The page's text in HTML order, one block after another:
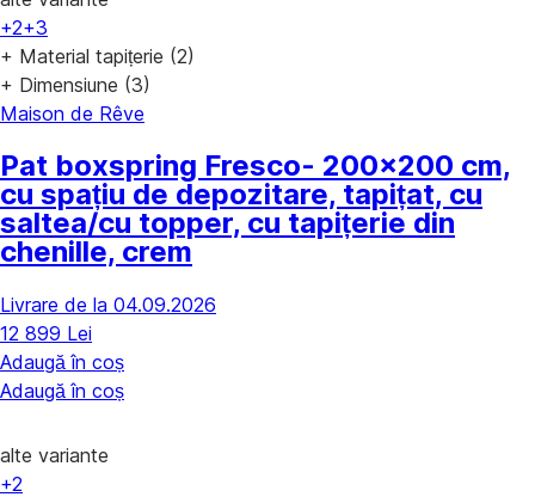
+2+3
+ Material tapițerie (2)
+ Dimensiune (3)
Maison de Rêve
Pat boxspring Fresco- 200x200 cm,
cu spațiu de depozitare, tapițat, cu
saltea/cu topper, cu tapițerie din
chenille, crem
Livrare de la 04.09.2026
12 899 Lei
Adaugă în coș
Adaugă în coș
alte variante
+2